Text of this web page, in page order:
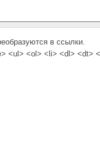
в ссылки.
<ul> <ol> <li> <dl> <dt>